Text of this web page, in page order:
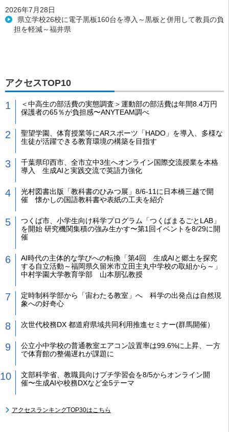
2026年7月28日
県立学校26校に電子黒板160台を導入～黒板と併用して教員の負
担を軽減～福井県
アクセスTOP10
＜中高生の部活費の実態調査＞運動部の部活費は年間8.4万円
保護者の65％が負担感〜ANYTEAM調べ
聖望学園、体育授業等にARスポーツ「HADO」を導入、多様な
生徒が活躍できる教育環境の構築を目指す
千葉県印西市、全市立中3生へオンライン国際交流授業を本格
導入 生成AIと実践交流で英語力強化
光村図書出版「教科書のひみつ展」8/6-11に日本橋三越で開
催 懐かしの国語教科書や表紙の工夫を紹介
つくば市、小学生向け科学プログラム「つくばまるごとLAB」
を開始 研究機関集積の強み生かす〜第1回イベントを8/29に開
催
AI時代の主体的な学びへの転換「第4回 生成AIと郷土を探究
する自立活動～福岡県久留米市立田主丸中学校の取組から～」
中村学園大学教育学部 山本朋弘教授
定時制科学部から「宙わたる教室」へ 科学の出発点は自然現
象への好奇心
次世代校務DX 都道府県域共同利用推進セミナー(群馬開催）
公立小中学校の普通教室エアコン設置率は99.6%に上昇、一方
で体育館の整備遅れが課題に
文部科学省、教職員向けプチ学習会を8/5からオンライン開
催〜生成AIや校務DXなど全5テーマ
アクセスランキングTOP30はこちら